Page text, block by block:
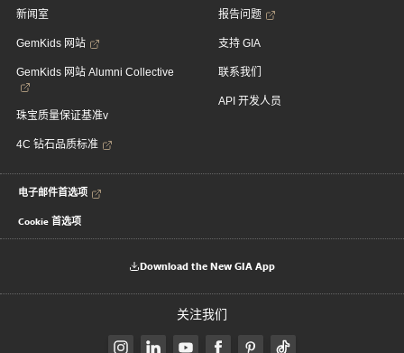
新闻室
GemKids 网站
GemKids 网站 Alumni Collective
珠宝质量保证基准v
4C 钻石品质标准
报告问题
支持 GIA
联系我们
API 开发人员
电子邮件首选项
Cookie 首选项
Download the New GIA App
关注我们